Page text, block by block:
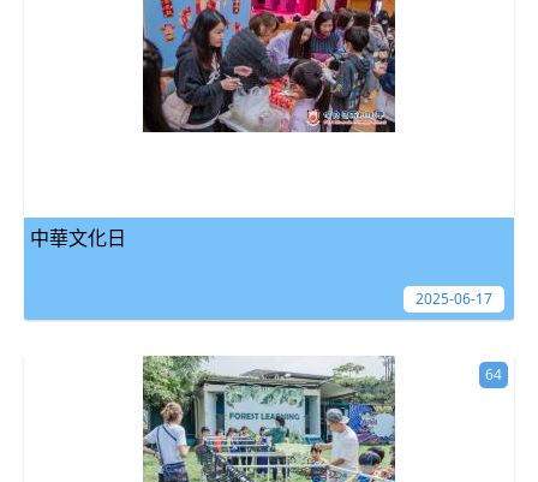
中華文化日
2025-06-17
64